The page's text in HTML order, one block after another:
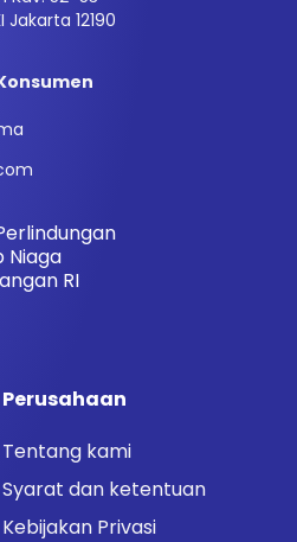
12190
Niaga
RI
Perusahaan
Tentang kami
Syarat dan ketentuan
Kebijakan Privasi